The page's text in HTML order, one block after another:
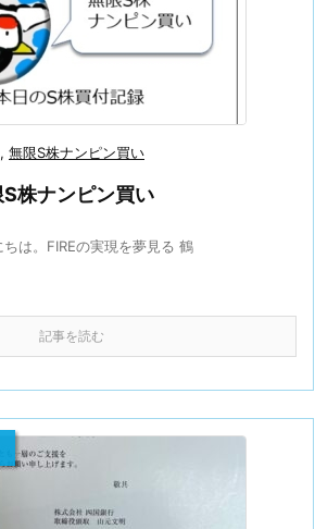
, 無限S株ナンピン買い
株ナンピン買い
は。FIREの実現を夢見る 鶴
記事を読む